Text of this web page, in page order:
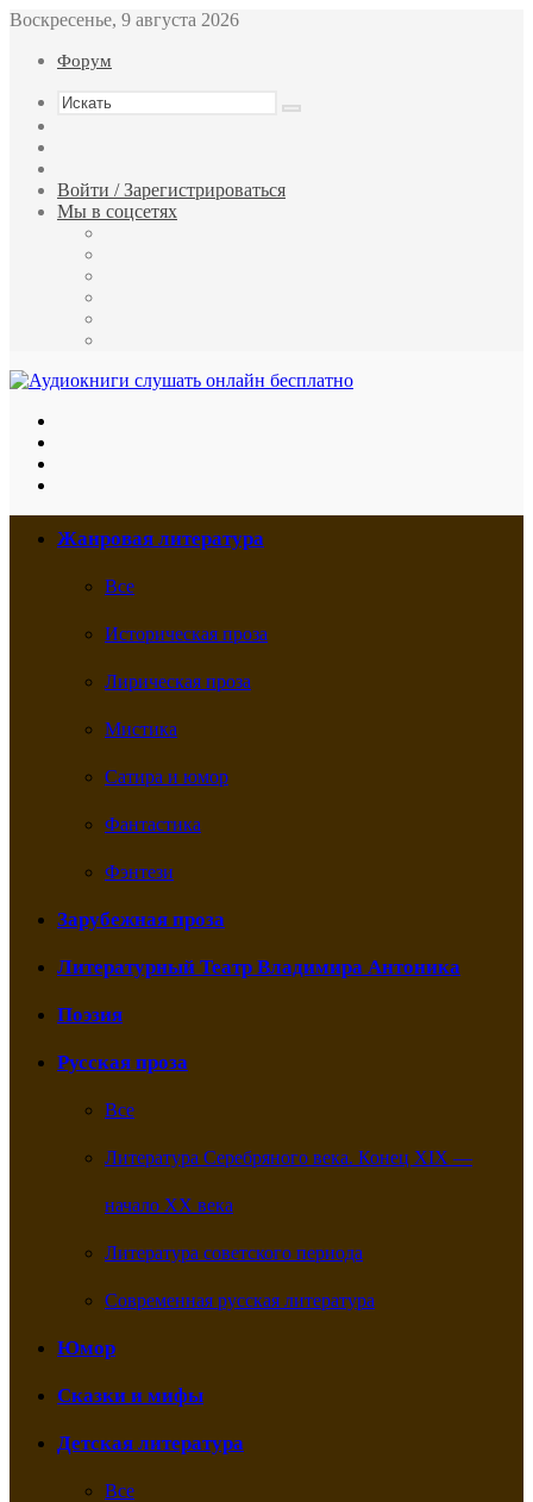
Воскресенье, 9 августа 2026
Форум
Искать
статья
Войти / Зарегистрироваться
Мы в соцсетях
Жанровая литература
Все
Историческая проза
Лирическая проза
Мистика
Сатира и юмор
Фантастика
Фэнтези
Зарубежная проза
Литературный Театр Владимира Антоника
Поэзия
Русская проза
Все
Литература Серебряного века. Конец XIX —
начало XX века
Литература советского периода
Современная русская литература
Юмор
Сказки и мифы
Детская литература
Все